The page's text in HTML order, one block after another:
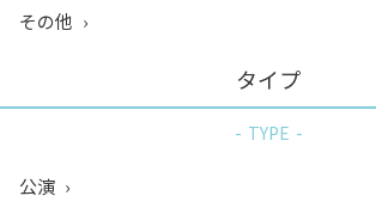
その他
タイプ
TYPE
公演